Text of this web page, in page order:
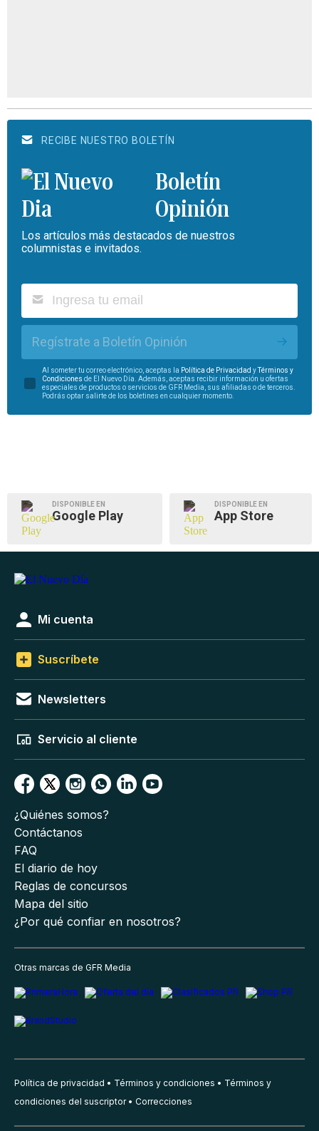
RECIBE NUESTRO BOLETÍN
Boletín
Opinión
Los artículos más destacados de nuestros
columnistas e invitados.
Regístrate a Boletín Opinión
Al someter tu correo electrónico, aceptas la Política de Privacidad yTérminos y
Condiciones de El Nuevo Día. Además, aceptas recibir información u ofertas
especiales de productos o servicios de GFR Media, sus afiliadas o de terceros.
Podrás optar salirte de los boletines en cualquier momento.
DISPONIBLE EN
Google Play
DISPONIBLE EN
App Store
Mi cuenta
Suscríbete
Newsletters
Servicio al cliente
¿Quiénes somos?
Contáctanos
FAQ
El diario de hoy
Reglas de concursos
Mapa del sitio
¿Por qué confiar en nosotros?
Otras marcas de GFR Media
Política de privacidad Términos y condiciones
Términos y
condiciones del suscriptor
Correcciones